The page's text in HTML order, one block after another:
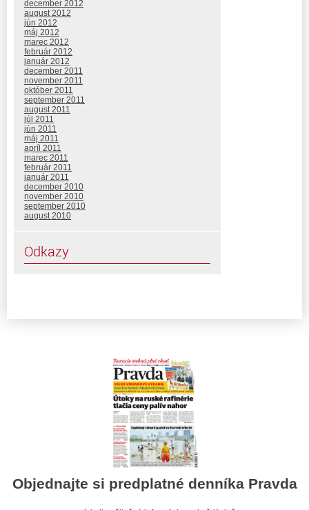
december 2012
august 2012
jún 2012
máj 2012
marec 2012
február 2012
január 2012
december 2011
november 2011
október 2011
september 2011
august 2011
júl 2011
jún 2011
máj 2011
apríl 2011
marec 2011
február 2011
január 2011
december 2010
november 2010
september 2010
august 2010
Odkazy
Objednajte si predplatné denníka Pravda